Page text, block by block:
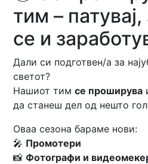
тим – патувај,
се и
Дали си подготвен/а за
светот?
Нашиот тимсе проширува
да станеш дел од нешто
Оваа сезона бараме нови:
🎤 Промотери
📸Фотографи и